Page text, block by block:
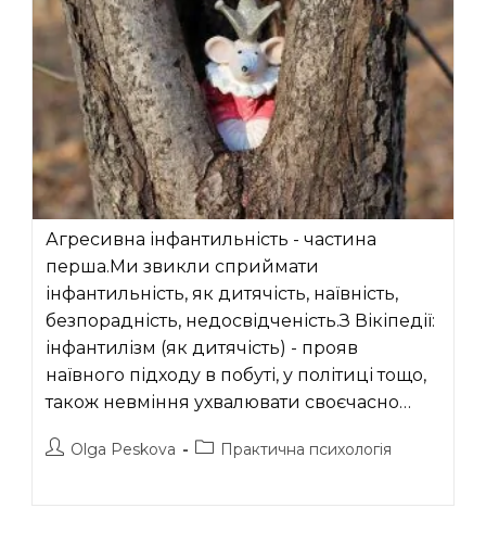
Агресивна інфантильність - частина
перша.Ми звикли сприймати
інфантильність, як дитячість, наївність,
безпорадність, недосвідченість.З Вікіпедії:
інфантилізм (як дитячість) - прояв
наївного підходу в побуті, у політиці тощо,
також невміння ухвалювати своєчасно…
АвторOlga Peskova
Категорія
Практична психологія